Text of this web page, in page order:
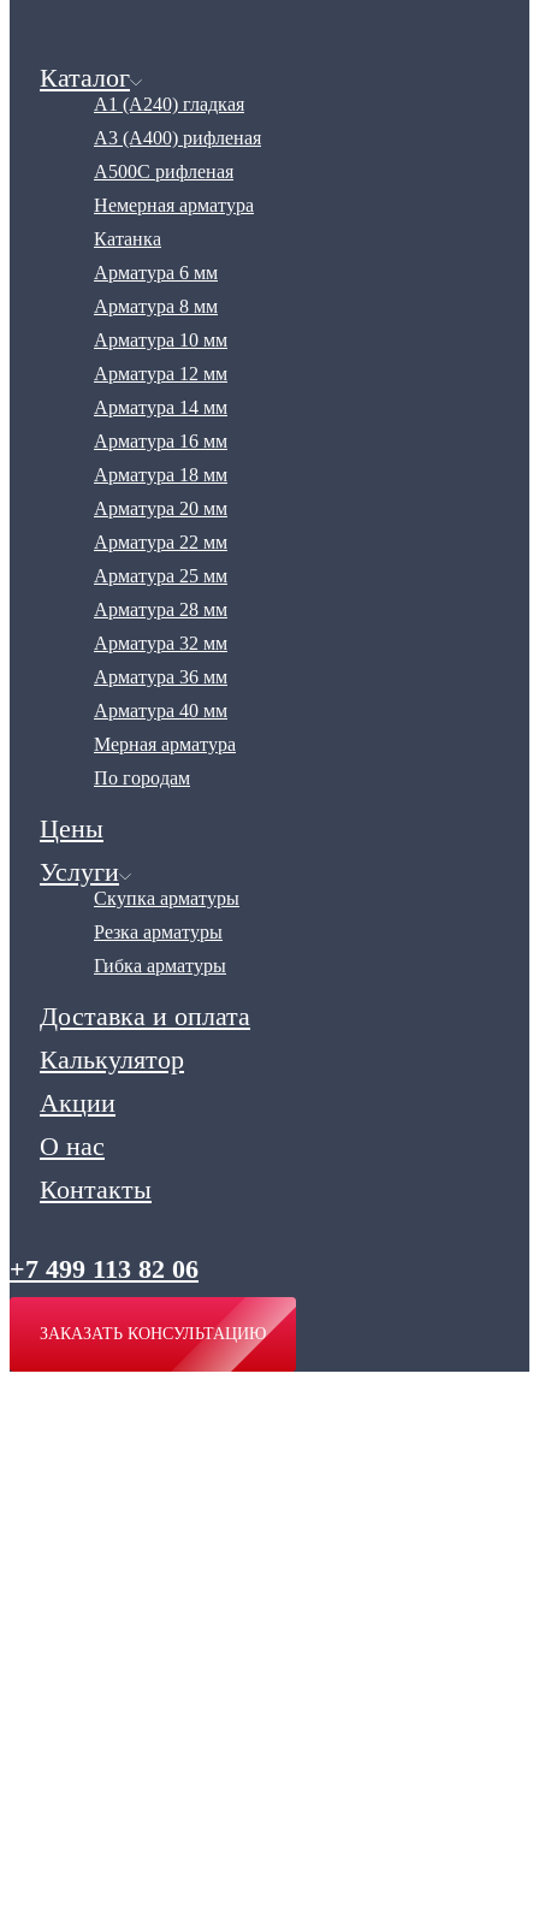
Каталог
А1 (А240) гладкая
А3 (А400) рифленая
А500С рифленая
Немерная арматура
Катанка
Арматура 6 мм
Арматура 8 мм
Арматура 10 мм
Арматура 12 мм
Арматура 14 мм
Арматура 16 мм
Арматура 18 мм
Арматура 20 мм
Арматура 22 мм
Арматура 25 мм
Арматура 28 мм
Арматура 32 мм
Арматура 36 мм
Арматура 40 мм
Мерная арматура
По городам
Цены
Услуги
Скупка арматуры
Резка арматуры
Гибка арматуры
Доставка и оплата
Калькулятор
Акции
О нас
Контакты
+7 499 113 82 06
ЗАКАЗАТЬ КОНСУЛЬТАЦИЮ